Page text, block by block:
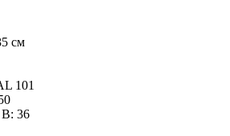
см
101
В: 36